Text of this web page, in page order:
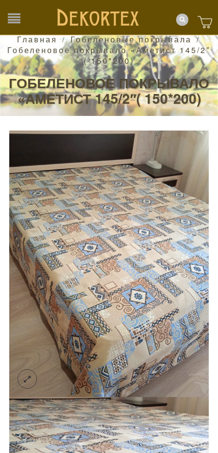
Главная / Гобеленовые покрывала /
Гобеленовое покрывало «Аметист 145/2″
( 150*200)
ГОБЕЛЕНОВОЕ ПОКРЫВАЛО
«АМЕТИСТ 145/2″( 150*200)